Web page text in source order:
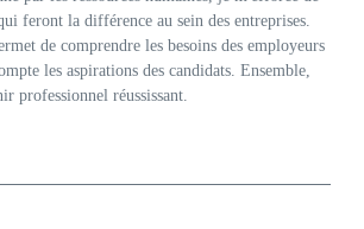
feront la différence au sein des entreprises.
de comprendre les besoins des employeurs
les aspirations des candidats. Ensemble,
professionnel réussissant.